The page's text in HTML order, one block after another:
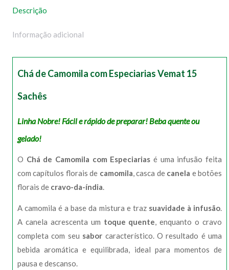
Descrição
Informação adicional
Chá de Camomila com Especiarias Vemat 15
Sachês
Linha Nobre! Fácil e rápido de preparar! Beba quente ou
gelado!
O Chá de Camomila com Especiarias é uma infusão feita
com capítulos florais de camomila, casca de canela e botões
florais de cravo-da-índia.
A camomila é a base da mistura e traz suavidade à infusão.
A canela acrescenta um toque quente, enquanto o cravo
completa com seu sabor característico. O resultado é uma
bebida aromática e equilibrada, ideal para momentos de
pausa e descanso.